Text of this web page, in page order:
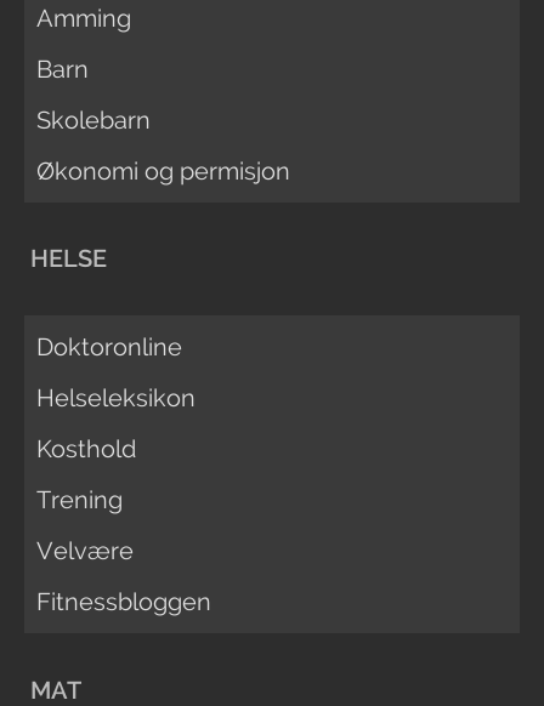
Amming
Barn
Skolebarn
Økonomi og permisjon
HELSE
Doktoronline
Helseleksikon
Kosthold
Trening
Velvære
Fitnessbloggen
MAT